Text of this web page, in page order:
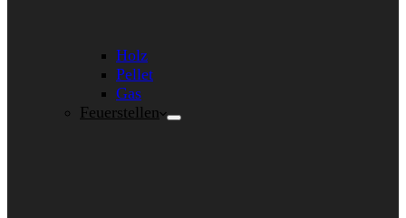
Holz
Pellet
Gas
Feuerstellen